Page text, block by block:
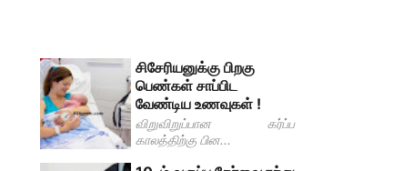
சிசேரியனுக்கு பிறகு
பெண்கள் சாப்பிட
வேண்டிய உணவுகள் !
விறுவிறுப்பான கர்ப்ப
காலத்திற்கு பின...